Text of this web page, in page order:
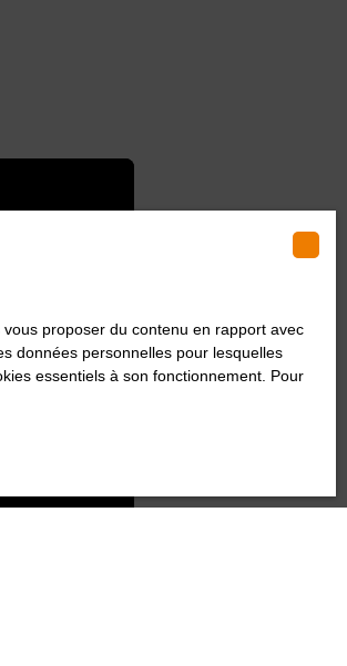
proposer du contenu en rapport avec
données personnelles pour lesquelles
essentiels à son fonctionnement. Pour